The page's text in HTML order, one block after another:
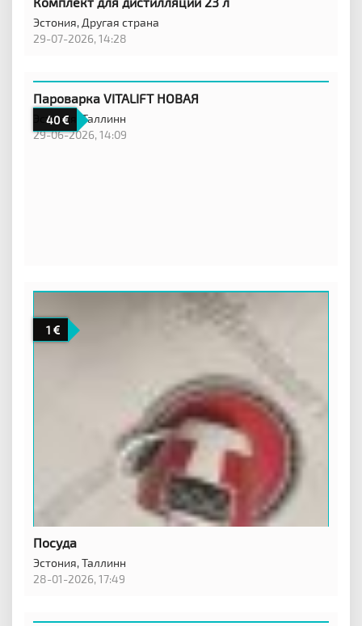
Эстония, Другая страна
29-07-2026, 14:28
40
Пароварка VITALIFT НОВАЯ
Эстония, Таллинн
29-06-2026, 14:09
1
Посуда
Эстония,Таллинн
28-01-2026, 17:49